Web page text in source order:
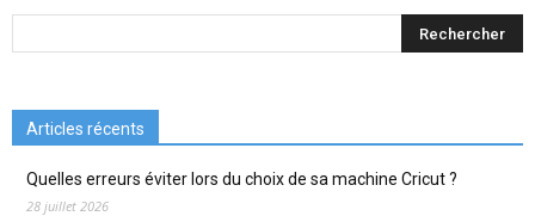
Articles récents
Quelles erreurs éviter lors du choix de sa machine Cricut ?
28 juillet 2026